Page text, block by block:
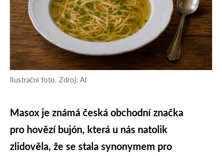
Ilustrační foto. Zdroj: AI
Masox je známá česká obchodní značka
pro hovězí bujón, která u nás natolik
zlidověla, že se stala synonymem pro